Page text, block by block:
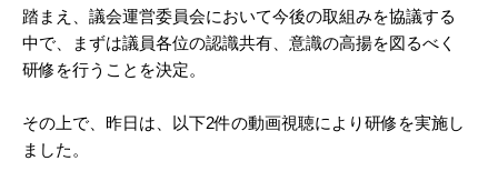
踏まえ、議会運営委員会において今後の取組みを協議する
中で、まずは議員各位の認識共有、意識の高揚を図るべく
研修を行うことを決定。
その上で、昨日は、以下2件の動画視聴により研修を実施し
ました。